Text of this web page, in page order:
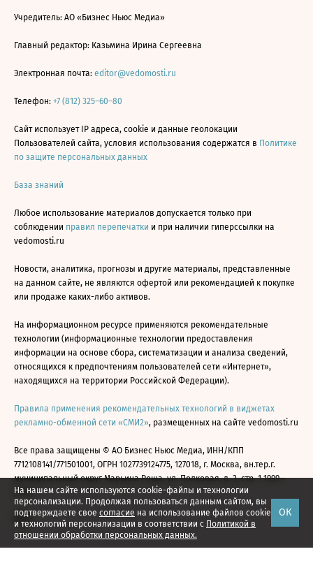
На нашем сайте используются cookie-файлы и технологии
персонализации. Продолжая пользоваться данным сайтом, вы
подтверждаете свое согласие на использование файлов cookie
и технологий персонализации в соответствии с Политикой в
отношении обработки персональных данных.
ОК
Учредитель: АО «Бизнес Ньюс Медиа»
Главный редактор: Казьмина Ирина Сергеевна
Электронная почта: editor@vedomosti.ru
Телефон: +7 (812) 325–60–80
Сайт использует IP адреса, cookie и данные геолокации
Пользователей сайта, условия использования содержатся в Политике
по защите персональных данных
База знаний
Любое использование материалов допускается только при
соблюдении правил перепечатки и при наличии гиперссылки на
vedomosti.ru
Новости, аналитика, прогнозы и другие материалы, представленные
на данном сайте, не являются офертой или рекомендацией к покупке
или продаже каких-либо активов.
На информационном ресурсе применяются рекомендательные
технологии (информационные технологии предоставления
информации на основе сбора, систематизации и анализа сведений,
относящихся к предпочтениям пользователей сети «Интернет»,
находящихся на территории Российской Федерации).
Правила применения рекомендательных технологий в виджетах
рекламно-обменной сети «СМИ2», размещенных на сайте vedomosti.ru
Все права защищены © АО Бизнес Ньюс Медиа, ИНН/КПП
7712108141/771501001, ОГРН 1027739124775, 127018, г. Москва, вн.тер.г.
муниципальный округ Марьина Роща, ул. Полковая, д. 3, стр. 1 1999—
2026